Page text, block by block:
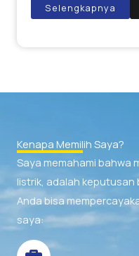
Selengkapnya
Kenapa Memilih Saya?
Saya memahami bahwa
listrik, adalah keputusan
Anda bisa
saya: